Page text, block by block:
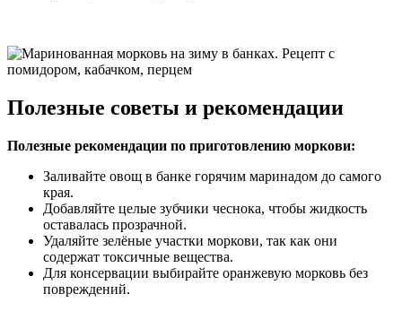
Полезные советы и рекомендации
Полезные рекомендации по приготовлению моркови:
Заливайте овощ в банке горячим маринадом до самого
края.
Добавляйте целые зубчики чеснока, чтобы жидкость
оставалась прозрачной.
Удаляйте зелёные участки моркови, так как они
содержат токсичные вещества.
Для консервации выбирайте оранжевую морковь без
повреждений.